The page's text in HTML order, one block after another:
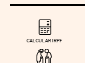
CALCULAR IRPF